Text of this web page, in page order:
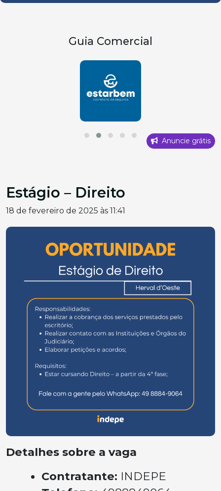
Guia Comercial
Anuncie grátis
Estágio – Direito
18 de fevereiro de 2025 às 11:41
Detalhes sobre a vaga
Contratante: INDEPE